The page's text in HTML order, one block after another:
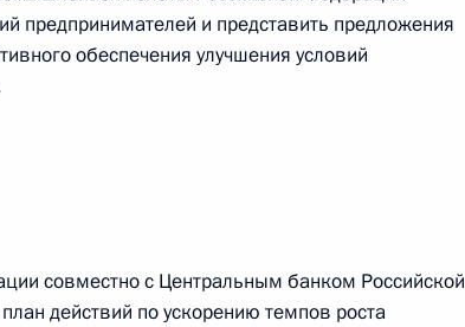
расходования таких
Координационного
предпринимателей и представить предложения
обеспечения улучшения условий
совместно с Центральным банком Российской
действий по ускорению темпов роста